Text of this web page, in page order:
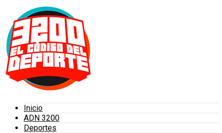
Inicio
ADN 3200
Deportes